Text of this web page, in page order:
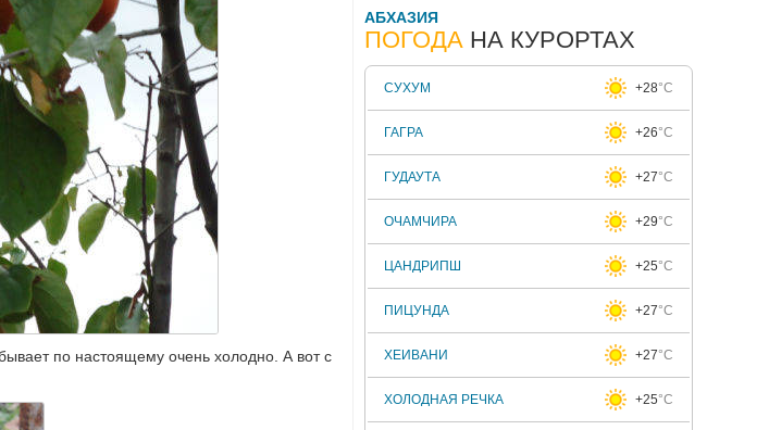
по настоящему очень холодно. А вот с
АБХАЗИЯ
ПОГОДА НА КУРОРТАХ
СУХУМ +28°C
ГАГРА +26°C
ГУДАУТА +27°C
ОЧАМЧИРА +29°C
ЦАНДРИПШ +25°C
ПИЦУНДА +27°C
ХЕИВАНИ +27°C
ХОЛОДНАЯ РЕЧКА +25°C